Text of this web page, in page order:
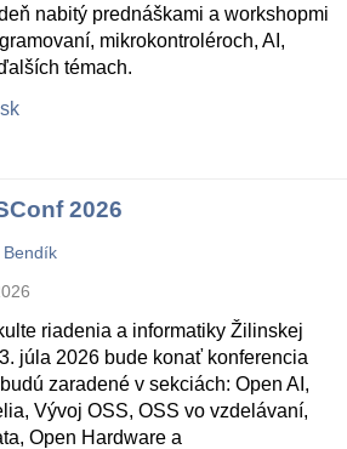
nabitý prednáškami a workshopmi
mikrokontroléroch, AI,
témach.
2026
Bendík
riadenia a informatiky Žilinskej
júla 2026 bude konať konferencia
zaradené v sekciách: Open AI,
Vývoj OSS, OSS vo vzdelávaní,
Open Hardware a